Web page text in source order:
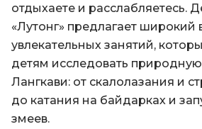
отдыхаете и расслабляетесь.
«Лутонг» предлагает широкий
увлекательных занятий,
детям исследовать природную
Лангкави: от скалолазания и
до катания на байдарках и
змеев.